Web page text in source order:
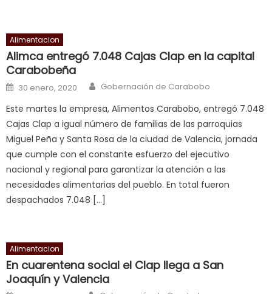
क
च
त
क
लग
आपक
पस
द,
sexy
bbw
milf
long
hard
fuck,
Alimentacion
Alimca entregó 7.048 Cajas Clap en la capital
Carabobeña
Posted on
30 enero, 2020 Author
Gobernación de Carabobo
Este martes la empresa, Alimentos Carabobo, entregó 7.048
Cajas Clap a igual número de familias de las parroquias
Miguel Peña y Santa Rosa de la ciudad de Valencia, jornada
que cumple con el constante esfuerzo del ejecutivo
nacional y regional para garantizar la atención a las
necesidades alimentarias del pueblo. En total fueron
despachados 7.048 […]
Alimentacion
En cuarentena social el Clap llega a San
Joaquín y Valencia